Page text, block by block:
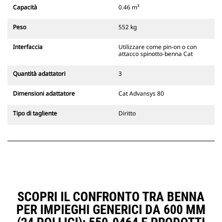
Cat sono compatibili con gli
gli escavatori gommati. Sono
larghezze per scavo di fossati.
sistema di attacco dedicato CW
fisse. Gli attacchi dedicati CW
bloccaggio a cuneo per mantenere
disponibili per tutti gli escavatori
Capacità 0.46 m³
Peso 552 kg
Interfaccia
Utilizzare come pin-on o con
attacco spinotto-benna Cat
Quantità adattatori 3
Dimensioni adattatore Cat Advansys 80
Tipo di tagliente Diritto
SCOPRI IL CONFRONTO TRA BENNA
PER IMPIEGHI GENERICI DA 600 MM